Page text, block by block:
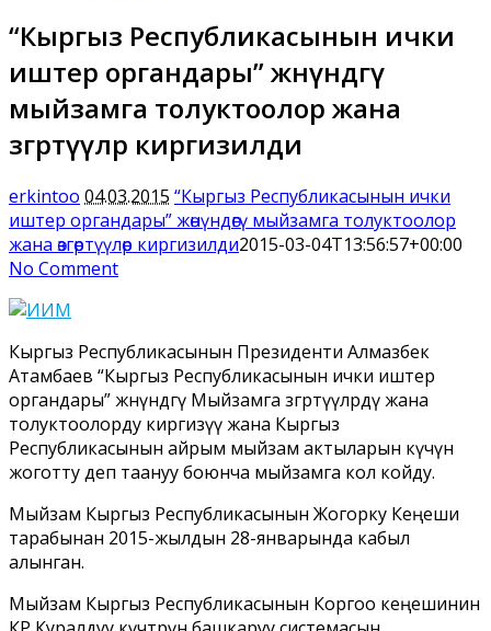
“Кыргыз Республикасынын ички
иштер органдары” жөнүндөгү
мыйзамга толуктоолор жана
өзгөртүүлөр киргизилди
erkintoo 04.03.2015 “Кыргыз Республикасынын ички
иштер органдары” жөнүндөгү мыйзамга толуктоолор
жана өзгөртүүлөр киргизилди2015-03-04T13:56:57+00:00
No Comment
Кыргыз Республикасынын Президенти Алмазбек
Атамбаев “Кыргыз Республикасынын ички иштер
органдары” жөнүндөгү Мыйзамга өзгөртүүлөрдү жана
толуктоолорду киргизүү жана Кыргыз
Республикасынын айрым мыйзам актыларын күчүн
жоготту деп таануу боюнча мыйзамга кол койду.
Мыйзам Кыргыз Республикасынын Жогорку Кеңеши
тарабынан 2015-жылдын 28-январында кабыл
алынган.
Мыйзам Кыргыз Республикасынын Коргоо кеңешинин